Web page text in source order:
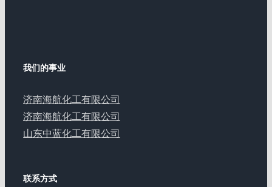
我们的事业
济南海航化工有限公司
济南海航化工有限公司
山东中蓝化工有限公司
联系方式